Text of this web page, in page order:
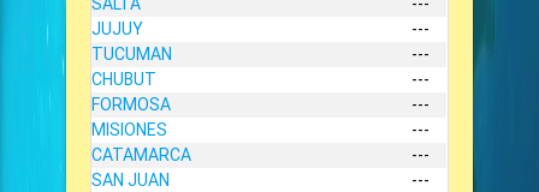
JUJUY
---
TUCUMAN
---
CHUBUT
---
FORMOSA
---
MISIONES
---
CATAMARCA
---
SAN JUAN
---